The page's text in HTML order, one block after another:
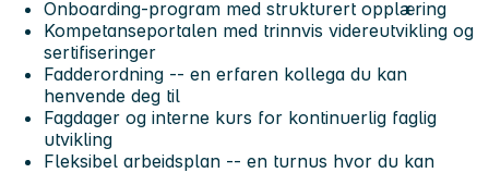
Onboarding-program med strukturert opplæring
Kompetanseportalen med trinnvis videreutvikling og
sertifiseringer
Fadderordning -- en erfaren kollega du kan
henvende deg til
Fagdager og interne kurs for kontinuerlig faglig
utvikling
Fleksibel arbeidsplan -- en turnus hvor du kan